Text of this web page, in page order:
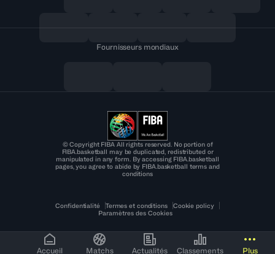
Accueil Matchs Actualités Classements Plus
Fournisseurs mondiaux
© Copyright FIBA All rights reserved. No portion of
FIBA.basketball may be duplicated, redistributed or
manipulated in any form. By accessing FIBA.basketball
pages, you agree to abide by FIBA.basketball terms and
conditions
Confidentialité Termes et conditions
Cookie policy
Paramètres des Cookies